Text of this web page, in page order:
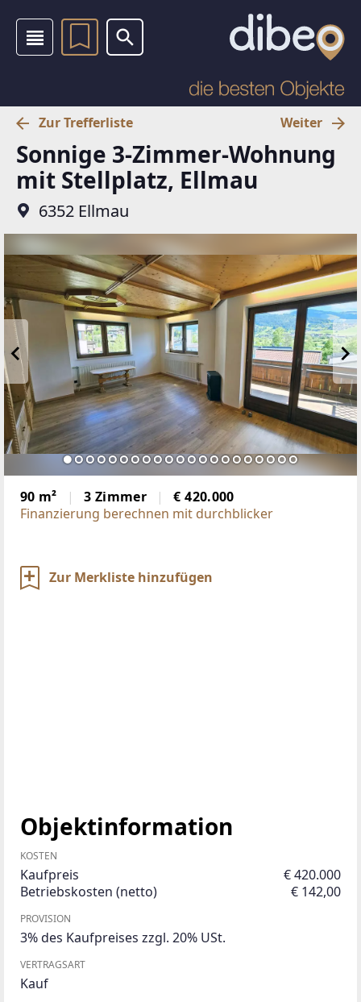
Zur Trefferliste Weiter
Sonnige 3-Zimmer-Wohnung
mit Stellplatz, Ellmau
6352 Ellmau
90 m² 3 Zimmer
€ 420.000
Finanzierung berechnen mit durchblicker
Zur Merkliste hinzufügen
Objektinformation
KOSTEN
Kaufpreis
€ 420.000
Betriebskosten (netto)
€ 142,00
PROVISION
3% des Kaufpreises zzgl. 20% USt.
VERTRAGSART
Kauf